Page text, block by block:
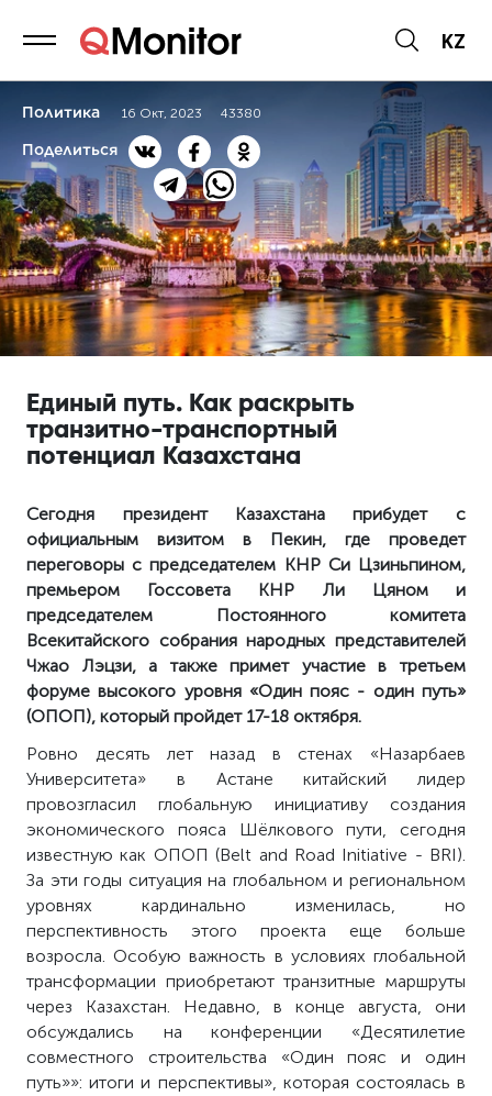
KZ
Политика 16 Окт, 2023 43380
Поделиться
Единый путь. Как раскрыть
транзитно-транспортный
потенциал Казахстана
Сегодня президент Казахстана прибудет с
официальным визитом в Пекин, где проведет
переговоры с председателем КНР Си Цзиньпином,
премьером Госсовета КНР Ли Цяном и
председателем Постоянного комитета
Всекитайского собрания народных представителей
Чжао Лэцзи, а также примет участие в третьем
форуме высокого уровня «Один пояс - один путь»
(ОПОП), который пройдет 17-18 октября.
Ровно десять лет назад в стенах «Назарбаев
Университета» в Астане китайский лидер
провозгласил глобальную инициативу создания
экономического пояса Шёлкового пути, сегодня
известную как ОПОП (Belt and Road Initiative - BRI).
За эти годы ситуация на глобальном и региональном
уровнях кардинально изменилась, но
перспективность этого проекта еще больше
возросла. Особую важность в условиях глобальной
трансформации приобретают транзитные маршруты
через Казахстан. Недавно, в конце августа, они
обсуждались на конференции «Десятилетие
совместного строительства «Один пояс и один
путь»»: итоги и перспективы», которая состоялась в